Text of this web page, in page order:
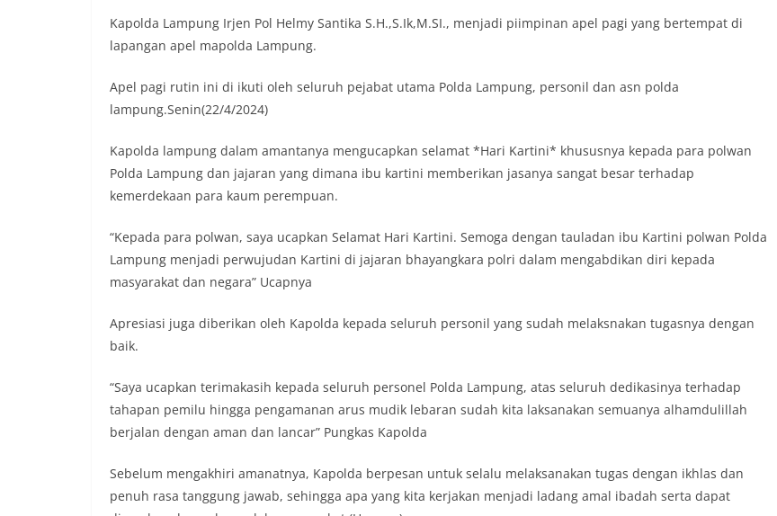
Kapolda Lampung Irjen Pol Helmy Santika S.H.,S.Ik,M.SI., menjadi piimpinan apel pagi yang bertempat di
lapangan apel mapolda Lampung.
Apel pagi rutin ini di ikuti oleh seluruh pejabat utama Polda Lampung, personil dan asn polda
lampung.Senin(22/4/2024)
Kapolda lampung dalam amantanya mengucapkan selamat *Hari Kartini* khususnya kepada para polwan
Polda Lampung dan jajaran yang dimana ibu kartini memberikan jasanya sangat besar terhadap
kemerdekaan para kaum perempuan.
“Kepada para polwan, saya ucapkan Selamat Hari Kartini. Semoga dengan tauladan ibu Kartini polwan Polda
Lampung menjadi perwujudan Kartini di jajaran bhayangkara polri dalam mengabdikan diri kepada
masyarakat dan negara” Ucapnya
Apresiasi juga diberikan oleh Kapolda kepada seluruh personil yang sudah melaksnakan tugasnya dengan
baik.
“Saya ucapkan terimakasih kepada seluruh personel Polda Lampung, atas seluruh dedikasinya terhadap
tahapan pemilu hingga pengamanan arus mudik lebaran sudah kita laksanakan semuanya alhamdulillah
berjalan dengan aman dan lancar” Pungkas Kapolda
Sebelum mengakhiri amanatnya, Kapolda berpesan untuk selalu melaksanakan tugas dengan ikhlas dan
penuh rasa tanggung jawab, sehingga apa yang kita kerjakan menjadi ladang amal ibadah serta dapat